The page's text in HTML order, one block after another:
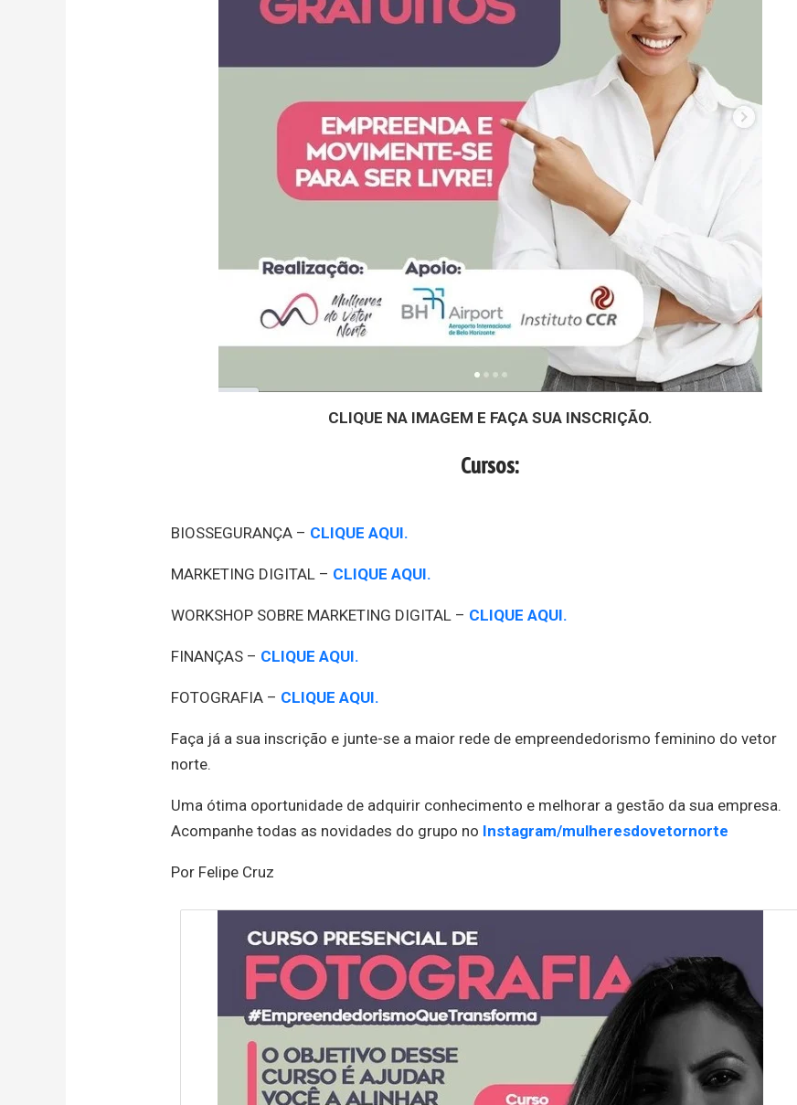
CLIQUE NA IMAGEM E FAÇA SUA INSCRIÇÃO.
Cursos:
BIOSSEGURANÇA – CLIQUE AQUI.
MARKETING DIGITAL – CLIQUE AQUI.
WORKSHOP SOBRE MARKETING DIGITAL – CLIQUE AQUI.
FINANÇAS – CLIQUE AQUI.
FOTOGRAFIA – CLIQUE AQUI.
Faça já a sua inscrição e junte-se a maior rede de empreendedorismo feminino do vetor
norte.
Uma ótima oportunidade de adquirir conhecimento e melhorar a gestão da sua empresa.
Acompanhe todas as novidades do grupo no Instagram/mulheresdovetornorte
Por Felipe Cruz